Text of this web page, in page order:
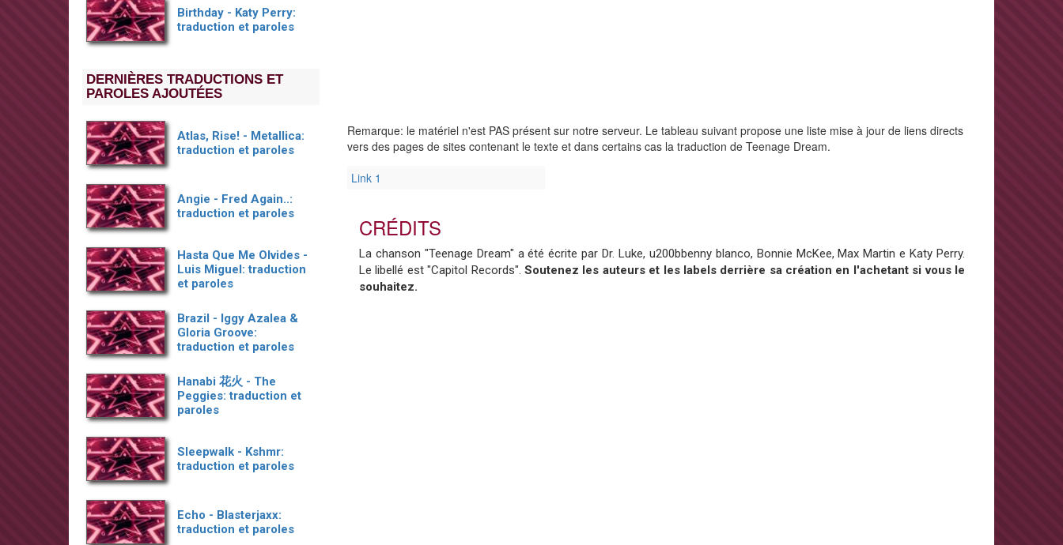
Remarque: le matériel n'est PAS présent sur notre serveur. Le tableau suivant propose une liste mise à jour de liens directs
vers des pages de sites contenant le texte et dans certains cas la traduction de Teenage Dream.
Link 1
CRÉDITS
La chanson "Teenage Dream" a été écrite par Dr. Luke, u200bbenny blanco, Bonnie McKee, Max Martin e Katy Perry.
Le libellé est "Capitol Records". Soutenez les auteurs et les labels derrière sa création en l'achetant si vous le
souhaitez.
Birthday - Katy Perry:
traduction et paroles
DERNIÈRES TRADUCTIONS ET
PAROLES AJOUTÉES
Atlas, Rise! - Metallica:
traduction et paroles
Angie - Fred Again..:
traduction et paroles
Hasta Que Me Olvides -
Luis Miguel: traduction
et paroles
Brazil - Iggy Azalea &
Gloria Groove:
traduction et paroles
Hanabi 花火 - The
Peggies: traduction et
paroles
Sleepwalk - Kshmr:
traduction et paroles
Echo - Blasterjaxx:
traduction et paroles